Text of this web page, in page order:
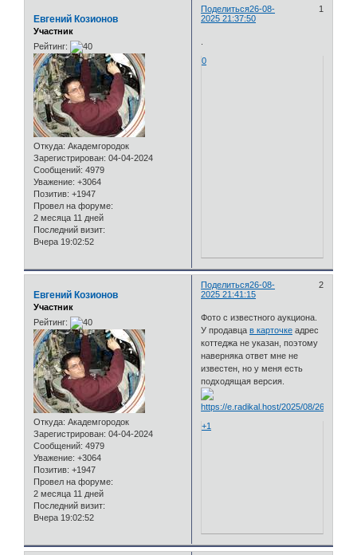
Поделиться 1
26-08-
2025 21:37:50
Евгений Козионов
Участник
Рейтинг:
Откуда: Академгородок
Зарегистрирован: 04-04-2024
Сообщений: 4979
Уважение: +3064
Позитив: +1947
Провел на форуме:
2 месяца 11 дней
Последний визит:
Вчера 19:02:52
0
Поделиться 2
26-08-
2025 21:41:15
Евгений Козионов
Участник
Рейтинг:
Откуда: Академгородок
Зарегистрирован: 04-04-2024
Сообщений: 4979
Уважение: +3064
Позитив: +1947
Провел на форуме:
2 месяца 11 дней
Последний визит:
Вчера 19:02:52
Фото с известного аукциона.
У продавцав карточке адрес
коттеджа не указан, поэтому
наверняка ответ мне не
известен, но у меня есть
подходящая версия.
+1